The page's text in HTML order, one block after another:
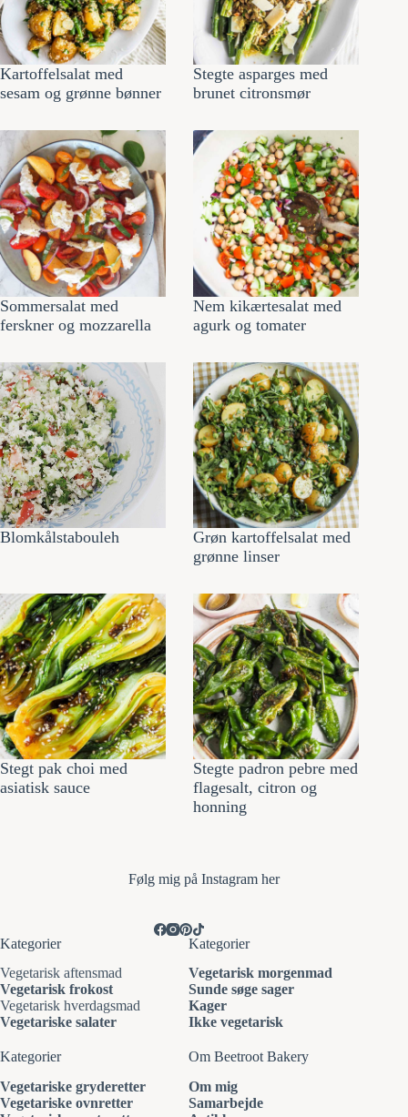
Kartoffelsalat med
sesam og grønne bønner
Stegte asparges med
brunet citronsmør
Sommersalat med
ferskner og mozzarella
Nem kikærtesalat med
agurk og tomater
Blomkålstabouleh
Grøn kartoffelsalat med
grønne linser
Stegt pak choi med
asiatisk sauce
Stegte padron pebre med
flagesalt, citron og
honning
Følg mig på Instagram her